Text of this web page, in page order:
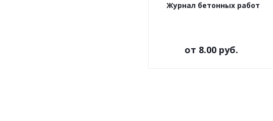
Журнал бетонных работ
от 8.00 руб.